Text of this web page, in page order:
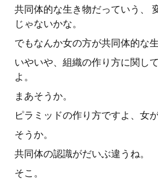
共同体的な生き物だっていう、
じゃないかな。
でもなんか女の方が共同体的な
いやいや、組織の作り方に関し
よ。
まあそうか。
ピラミッドの作り方ですよ、女が
そうか。
共同体の認識がだいぶ違うね。
そこ。